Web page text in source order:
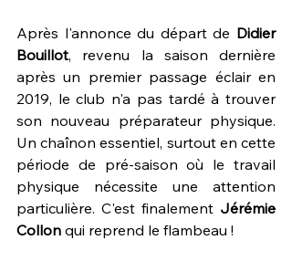
Après l'annonce du départ de Didier
Bouillot, revenu la saison dernière
après un premier passage éclair en
2019, le club n'a pas tardé à trouver
son nouveau préparateur physique.
Un chaînon essentiel, surtout en cette
période de pré-saison où le travail
physique nécessite une attention
particulière. C'est finalement Jérémie
Collon qui reprend le flambeau !